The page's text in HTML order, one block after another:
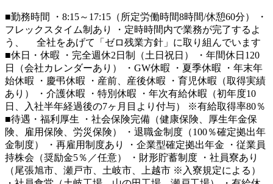
■勤務時間 ・8:15～17:15（所定労働時間8時間/休憩60分） ・
フレックスタイム制あり ・定時時間内で業務が完了するよ
う、 全社をあげて「ゼロ残業方針」に取り組んでいます
■休日・休暇 ・完全週休2日制（土日祝日） ・年間休日120
日（会社カレンダーあり） ・GW休暇 ・夏季休暇 ・年末年
始休暇 ・慶弔休暇 ・産前、産後休暇 ・育児休暇（取得実績
あり） ・介護休暇 ・特別休暇 ・年次有給休暇（初年度10
日、入社半年経過後の7ヶ月目より付与） ※有給取得率80％
■待遇・福利厚生 ・社会保険完備（健康保険、厚生年金保
険、雇用保険、労災保険） ・退職金制度（100％確定拠出年
金制度） ・再雇用制度あり ・企業型確定拠出年金 ・従業員
持株会（奨励金5％／任意） ・財形貯蓄制度 ・社員寮あり
（尾張旭市、瀬戸市、土岐市、上越市 ※入寮規定による）